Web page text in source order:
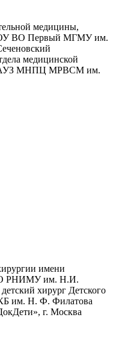
медицины,
ВО Первый МГМУ им.
медицинской
ГАУЗ МНПЦ МРВСМ им.
имени
РНИМУ им. Н.И.
хирург Детского
им. Н. Ф. Филатова
г. Москва